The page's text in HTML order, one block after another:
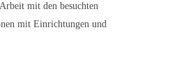
mit den besuchten
mit Einrichtungen und